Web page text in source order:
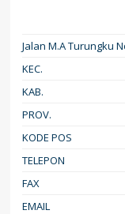
Jalan M.A Turungku
KEC.
KAB.
PROV.
KODE POS
TELEPON
FAX
EMAIL